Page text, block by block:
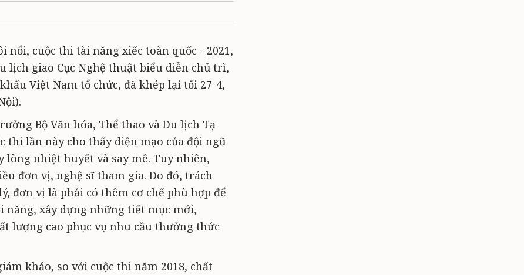
nổi, cuộc thi tài năng xiếc toàn quốc - 2021,
lịch giao Cục Nghệ thuật biểu diễn chủ trì,
Việt Nam tổ chức, đã khép lại tối 27-4,
Bộ Văn hóa, Thể thao và Du lịch Tạ
thi lần này cho thấy diện mạo của đội ngũ
lòng nhiệt huyết và say mê. Tuy nhiên,
đơn vị, nghệ sĩ tham gia. Do đó, trách
đơn vị là phải có thêm cơ chế phù hợp để
xây dựng những tiết mục mới,
lượng cao phục vụ nhu cầu thưởng thức
khảo, so với cuộc thi năm 2018, chất